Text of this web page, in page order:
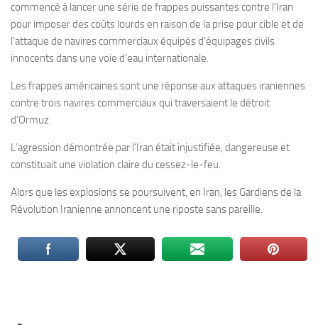
commencé à lancer une série de frappes puissantes contre l’Iran
pour imposer des coûts lourds en raison de la prise pour cible et de
l’attaque de navires commerciaux équipés d’équipages civils
innocents dans une voie d’eau internationale.
Les frappes américaines sont une réponse aux attaques iraniennes
contre trois navires commerciaux qui traversaient le détroit
d’Ormuz.
L’agression démontrée par l’Iran était injustifiée, dangereuse et
constituait une violation claire du cessez-le-feu.
Alors que les explosions se poursuivent, en Iran, les Gardiens de la
Révolution Iranienne annoncent une riposte sans pareille.